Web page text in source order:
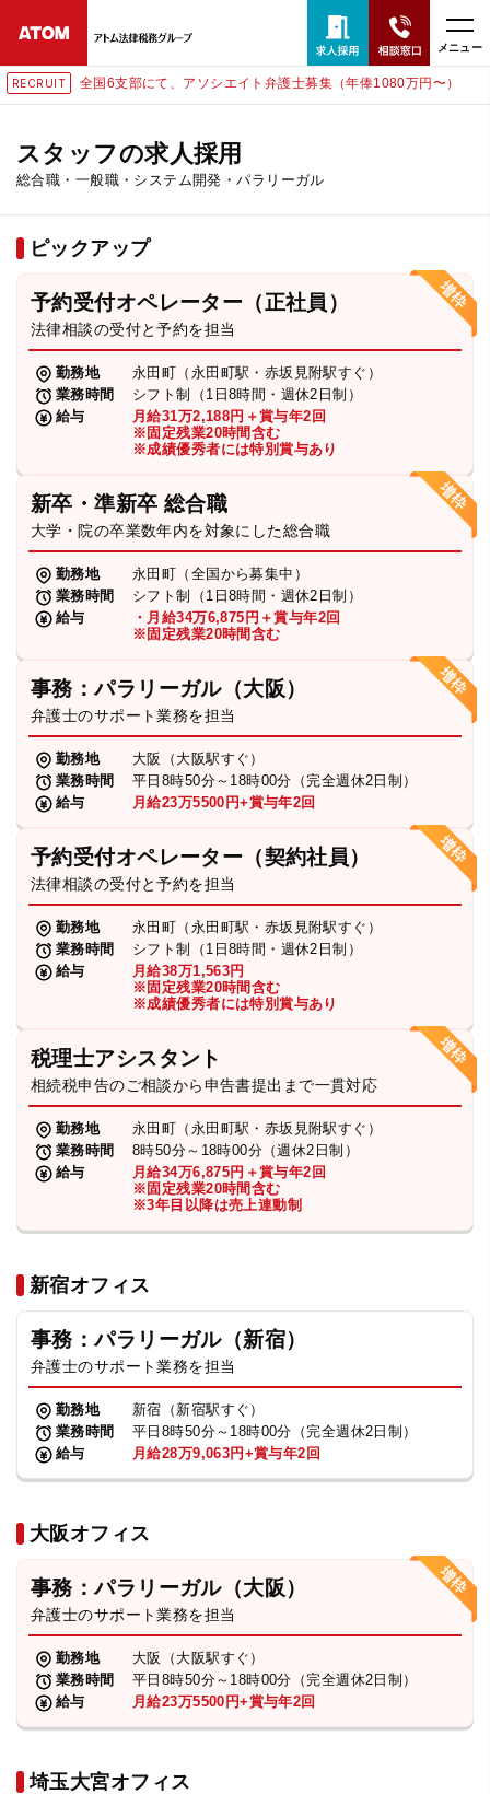
メニュー
RECRUIT 全国6支部にて、アソシエイト弁護士募集（年俸1080万円〜）
スタッフの求人採用
総合職・一般職・システム開発・パラリーガル
ピックアップ
予約受付オペレーター（正社員）
法律相談の受付と予約を担当
勤務地
永田町（永田町駅・赤坂見附駅すぐ）
業務時間
シフト制（1日8時間・週休2日制）
給与
月給31万2,188円＋賞与年2回
※固定残業20時間含む
※成績優秀者には特別賞与あり
新卒・準新卒 総合職
大学・院の卒業数年内を対象にした総合職
勤務地
永田町（全国から募集中）
業務時間
シフト制（1日8時間・週休2日制）
給与
・月給34万6,875円＋賞与年2回
※固定残業20時間含む
事務：パラリーガル（大阪）
弁護士のサポート業務を担当
勤務地
大阪（大阪駅すぐ）
業務時間
平日8時50分～18時00分（完全週休2日制）
給与
月給23万5500円+賞与年2回
予約受付オペレーター（契約社員）
法律相談の受付と予約を担当
勤務地
永田町（永田町駅・赤坂見附駅すぐ）
業務時間
シフト制（1日8時間・週休2日制）
給与
月給38万1,563円
※固定残業20時間含む
※成績優秀者には特別賞与あり
税理士アシスタント
相続税申告のご相談から申告書提出まで一貫対応
勤務地
永田町（永田町駅・赤坂見附駅すぐ）
業務時間
8時50分～18時00分（週休2日制）
給与
月給34万6,875円＋賞与年2回
※固定残業20時間含む
※3年目以降は売上連動制
新宿オフィス
事務：パラリーガル（新宿）
弁護士のサポート業務を担当
勤務地
新宿（新宿駅すぐ）
業務時間
平日8時50分～18時00分（完全週休2日制）
給与
月給28万9,063円+賞与年2回
大阪オフィス
事務：パラリーガル（大阪）
弁護士のサポート業務を担当
勤務地
大阪（大阪駅すぐ）
業務時間
平日8時50分～18時00分（完全週休2日制）
給与
月給23万5500円+賞与年2回
埼玉大宮オフィス
24時間365日全国対応
無料相談窓口はこちら
ホーム
取扱分野
解決実績
弁護士・税理士
費用
求人採用
お知らせ
特設サイト
相談先情報サイト
プライバシーポリシー
TikTok受賞 定義集 動画集